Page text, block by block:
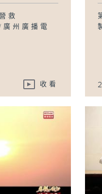
第
日
救
州廣播電
收看